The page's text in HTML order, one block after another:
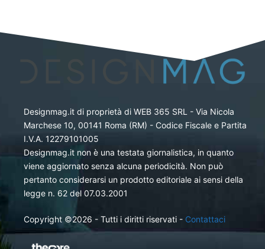
Designmag.it di proprietà di WEB 365 SRL - Via Nicola
Marchese 10, 00141 Roma (RM) - Codice Fiscale e Partita
I.V.A. 12279101005
Designmag.it non è una testata giornalistica, in quanto
viene aggiornato senza alcuna periodicità. Non può
pertanto considerarsi un prodotto editoriale ai sensi della
legge n. 62 del 07.03.2001
Copyright ©2026 - Tutti i diritti riservati - Contattaci